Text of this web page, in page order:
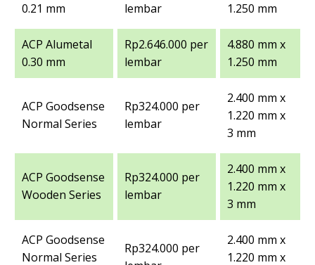
0.21 mm
lembar
1.250 mm
ACP Alumetal
0.30 mm
Rp2.646.000 per
lembar
4.880 mm x
1.250 mm
ACP Goodsense
Normal Series
Rp324.000 per
lembar
2.400 mm x
1.220 mm x
3 mm
ACP Goodsense
Wooden Series
Rp324.000 per
lembar
2.400 mm x
1.220 mm x
3 mm
ACP Goodsense
Normal Series
Rp324.000 per
2.400 mm x
1.220 mm x